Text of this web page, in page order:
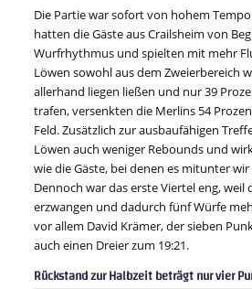
Die Partie war sofort von hohem
hatten die Gäste aus Crailsheim von
Wurfrhythmus und spielten mit mehr
Löwen sowohl aus dem Zweierbereich
allerhand liegen ließen und nur 39
trafen, versenkten die Merlins 54
Feld. Zusätzlich zur ausbaufähigen
Löwen auch weniger Rebounds und
wie die Gäste, bei denen es mitunter
Dennoch war das erste Viertel eng, weil
erzwangen und dadurch fünf Würfe
vor allem David Krämer, der sieben
auch einen Dreier zum 19:21.
Rückstand zur Halbzeit beträgt nur vier